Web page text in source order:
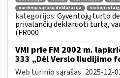
vardinių sąrašų deklaracija
viešoji
kategorijos:Gyventojų turto
privalančių deklaruoti turtą,
(FR000
VMI prie FM 2002 m.
333 „Dėl Verslo liudijimo
Web turinio sąrašas 2025-12-